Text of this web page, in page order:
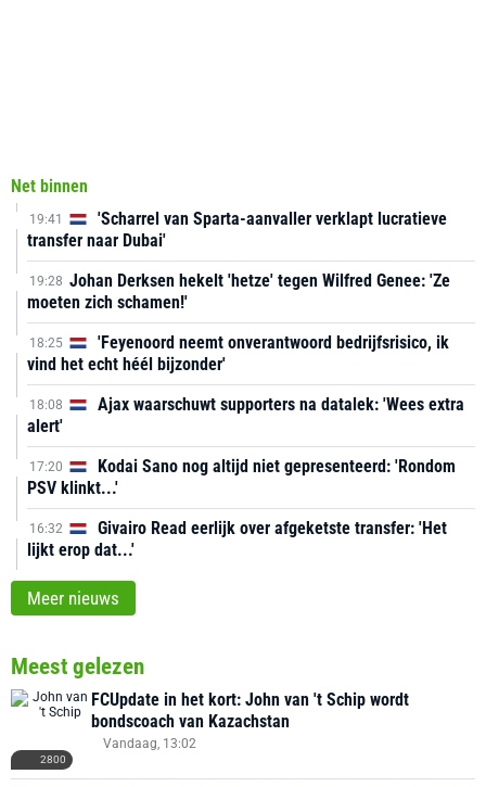
Net binnen
19:41
'Scharrel van Sparta-aanvaller verklapt lucratieve
transfer naar Dubai'
19:28 Johan Derksen hekelt 'hetze' tegen Wilfred Genee: 'Ze
moeten zich schamen!'
18:25
'Feyenoord neemt onverantwoord bedrijfsrisico, ik
vind het echt héél bijzonder'
18:08
Ajax waarschuwt supporters na datalek: 'Wees extra
alert'
17:20
Kodai Sano nog altijd niet gepresenteerd: 'Rondom
PSV klinkt...'
16:32
Givairo Read eerlijk over afgeketste transfer: 'Het
lijkt erop dat...'
Meer nieuws
Meest gelezen
2800
FCUpdate in het kort: John van 't Schip wordt
bondscoach van Kazachstan
Vandaag, 13:02